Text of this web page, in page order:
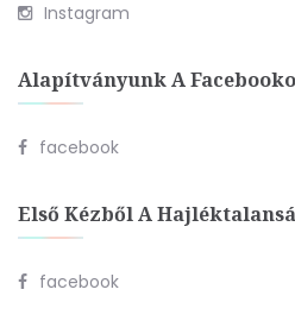
Instagram
Alapítványunk A
facebook
Első Kézből A
facebook